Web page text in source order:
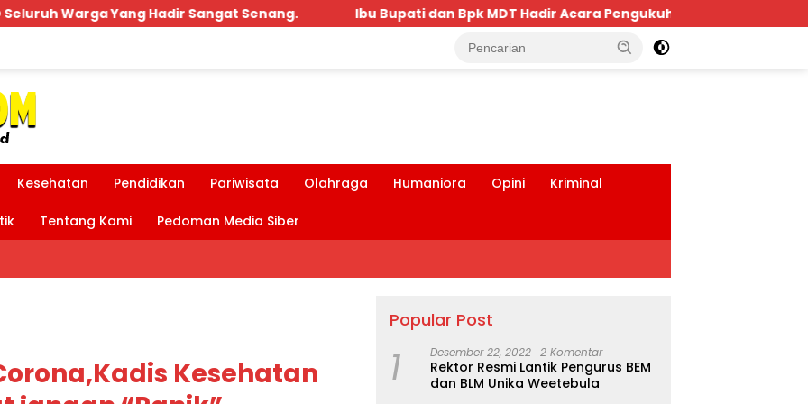
Ibu Bupati dan Bpk MDT Hadir Acara Pengukuhan Keluarga Bima Dompu Tingkatkan
Kesehatan Pendidikan Pariwisata Olahraga Humaniora Opini Kriminal
Tentang Kami Pedoman Media Siber
Kesehatan
Popular Post
1 Desember 22, 2022 2 Komentar
Rektor Resmi Lantik Pengurus BEM
dan BLM Unika Weetebula